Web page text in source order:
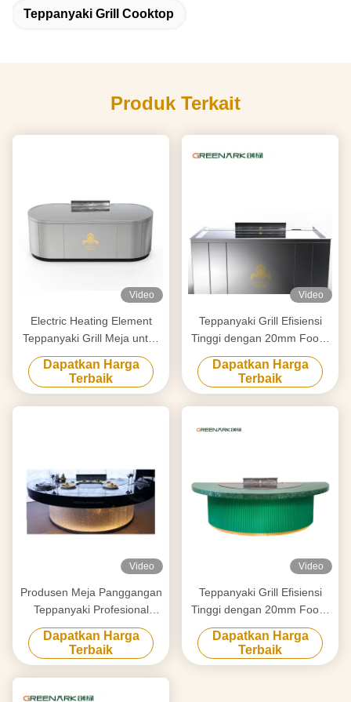
Teppanyaki Grill Cooktop
Produk Terkait
Video
Electric Heating Element
Teppanyaki Grill Meja untuk
Pembersihan Disesuaikan
dengan Kebutuhan Anda
Dapatkan Harga
Terbaik
Video
Teppanyaki Grill Efisiensi
Tinggi dengan 20mm Food-
Grade Alloy Steel
Countertop & Smart Heating
Dapatkan Harga
Terbaik
Video
Produsen Meja Panggangan
Teppanyaki Profesional
Dibuat Khusus Dengan
Desain Gratis Pemasok
Peralatan Panggangan
Hibachi Terpercaya
Dapatkan Harga
Terbaik
Video
Teppanyaki Grill Efisiensi
Tinggi dengan 20mm Food-
Grade Alloy Steel
Countertop & Smart Heating
Dapatkan Harga
Terbaik